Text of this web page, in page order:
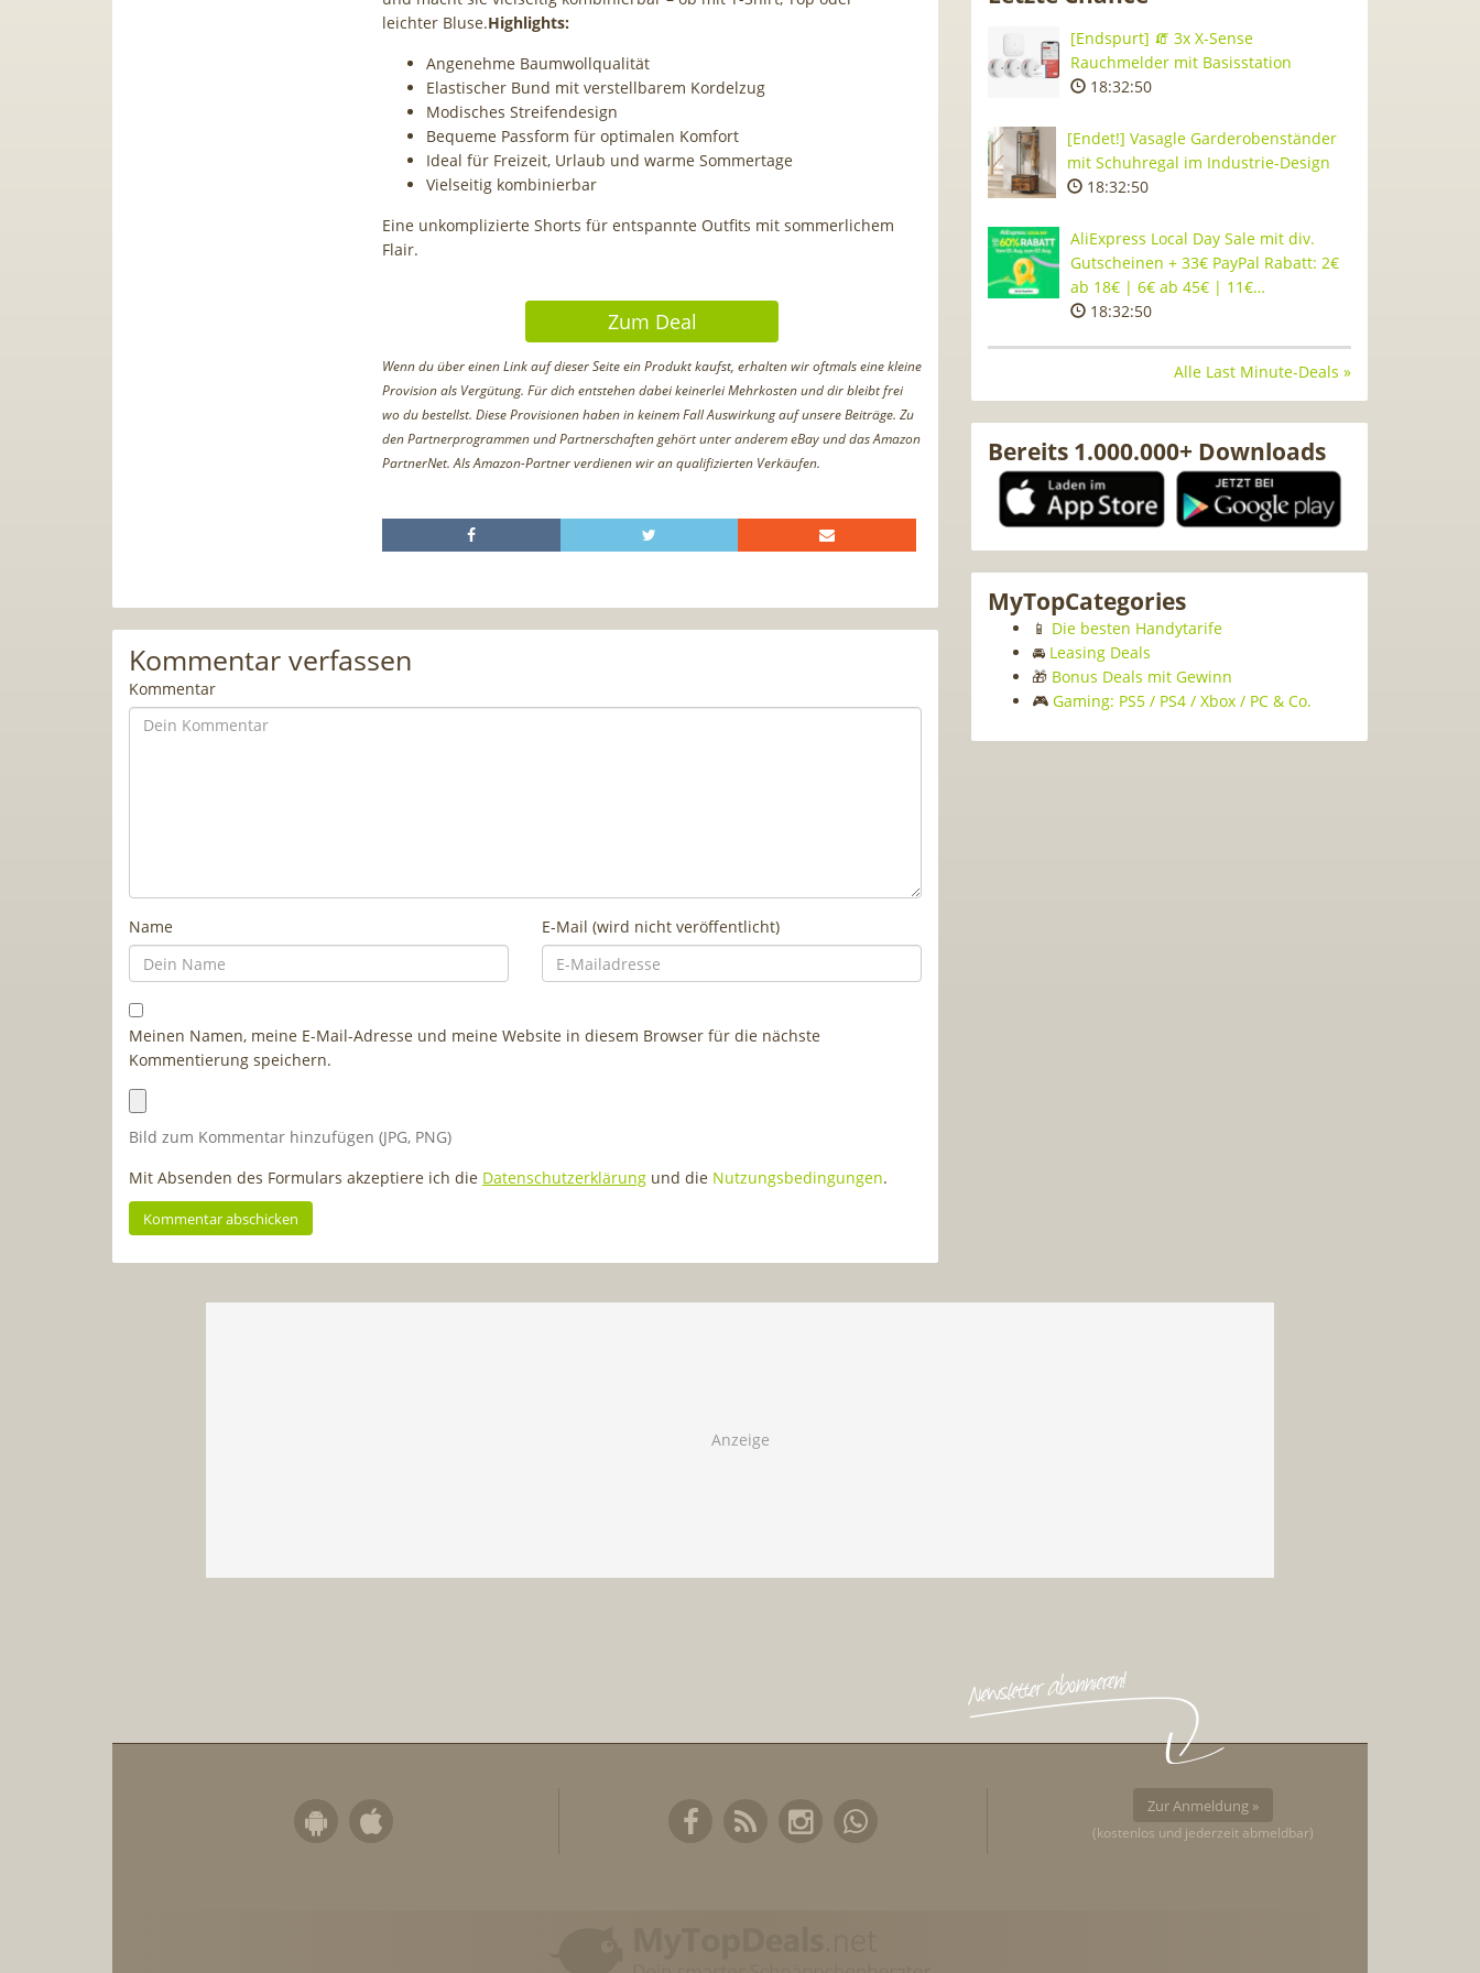
leichter Bluse.Highlights:
Angenehme Baumwollqualität
Elastischer Bund mit verstellbarem Kordelzug
Modisches Streifendesign
Bequeme Passform für optimalen Komfort
Ideal für Freizeit, Urlaub und warme Sommertage
Vielseitig kombinierbar
Eine unkomplizierte Shorts für entspannte Outfits mit sommerlichem
Flair.
Zum Deal
Wenn du über einen Link auf dieser Seite ein Produkt kaufst, erhalten wir oftmals eine kleine
Provision als Vergütung. Für dich entstehen dabei keinerlei Mehrkosten und dir bleibt frei
wo du bestellst. Diese Provisionen haben in keinem Fall Auswirkung auf unsere Beiträge. Zu
den Partnerprogrammen und Partnerschaften gehört unter anderem eBay und das Amazon
PartnerNet. Als Amazon-Partner verdienen wir an qualifizierten Verkäufen.
Kommentar verfassen
Kommentar
Name E-Mail (wird nicht veröffentlicht)
Meinen Namen, meine E-Mail-Adresse und meine Website in diesem Browser für die nächste
Kommentierung speichern.
Bild zum Kommentar hinzufügen (JPG, PNG)
Mit Absenden des Formulars akzeptiere ich die Datenschutzerklärung und die Nutzungsbedingungen.
[Endspurt] 🧯 3x X-Sense
Rauchmelder mit Basisstation
18:32:49
[Endet!] Vasagle Garderobenständer
mit Schuhregal im Industrie-Design
18:32:49
AliExpress Local Day Sale mit div.
Gutscheinen + 33€ PayPal Rabatt: 2€
ab 18€ | 6€ ab 45€ | 11€…
18:32:49
Alle Last Minute-Deals »
Bereits 1.000.000+ Downloads
MyTopCategories
📱 Die besten Handytarife
🚘 Leasing Deals
🎁 Bonus Deals mit Gewinn
🎮 Gaming: PS5 / PS4 / Xbox / PC & Co.
Zur Anmeldung »
(kostenlos und jederzeit abmeldbar)